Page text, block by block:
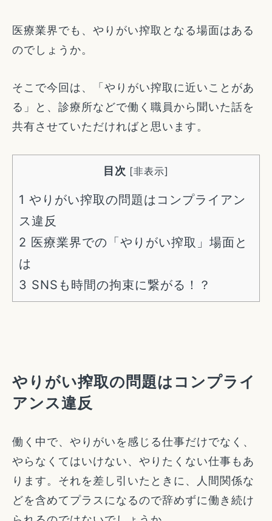
医療業界でも、やりがい搾取となる場面はある
のでしょうか。
そこで今回は、「やりがい搾取に近いことがあ
る」と、診療所などで働く職員から聞いた話を
共有させていただければと思います。
目次 [非表示]
1 やりがい搾取の問題はコンプライアン
ス違反
2 医療業界での「やりがい搾取」場面と
は
3 SNSも時間の拘束に繋がる！？
やりがい搾取の問題はコンプライ
アンス違反
働く中で、やりがいを感じる仕事だけでなく、
やらなくてはいけない、やりたくない仕事もあ
ります。それを差し引いたときに、人間関係な
どを含めてプラスになるので辞めずに働き続け